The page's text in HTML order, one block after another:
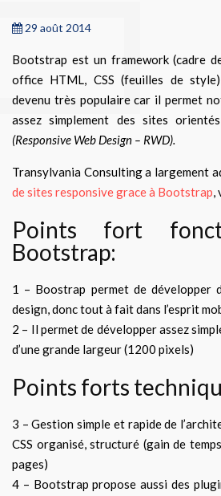
29 août 2014
Bootstrap est un framework (cadre
office HTML, CSS (feuilles de
devenu très populaire car il permet
assez simplement des sites
(Responsive Web Design – RWD).
Transylvania Consulting a largement
de sites responsive grace à Bootstrap,
Points fort
Bootstrap:
1 – Boostrap permet de développer
design, donc tout à fait dans l’esprit
2 – Il permet de développer assez
d’une grande largeur (1200 pixels)
Points forts
3 – Gestion simple et rapide de
CSS organisé, structuré (gain de
pages)
4 – Bootstrap propose aussi des